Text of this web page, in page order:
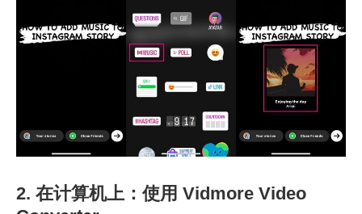
2. 在计算机上：使用 Vidmore Video